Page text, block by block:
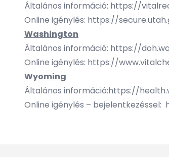
Általános információ: https://
Online igénylés: https://
Washington
Általános információ: https://
Online igénylés: https://
Wyoming
Általános információ:https://
Online igénylés – bejelentkezéssel: